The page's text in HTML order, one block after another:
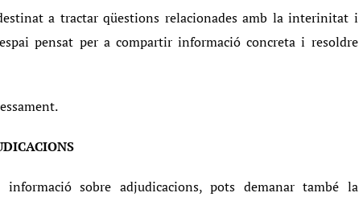
a tractar qüestions relacionades amb la interinitat i
pensat per a compartir informació concreta i resoldre
sobre adjudicacions, pots demanar també la